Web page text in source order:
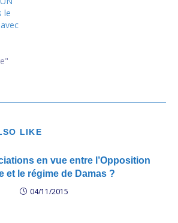
le
LIKE
en vue entre l’Opposition
et le régime de Damas ?
04/11/2015